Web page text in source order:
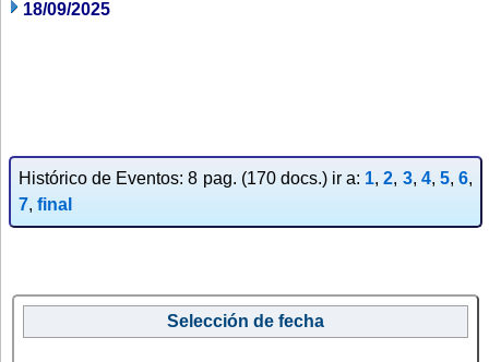
18/09/2025
Histórico de Eventos: 8 pag. (170 docs.) ir a: 1,2, 3, 4, 5,6,
7, final
Selección de fecha